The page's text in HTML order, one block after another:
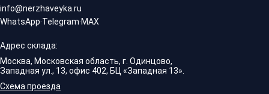
info@nerzhaveyka.ru
WhatsApp·Telegram·MAX
Адрес склада:
Москва, Московская область, г. Одинцово,
Западная ул., 13, офис 402, БЦ «Западная 13».
Схема проезда